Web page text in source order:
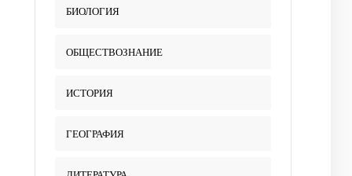
БИОЛОГИЯ
ОБЩЕСТВОЗНАНИЕ
ИСТОРИЯ
ГЕОГРАФИЯ